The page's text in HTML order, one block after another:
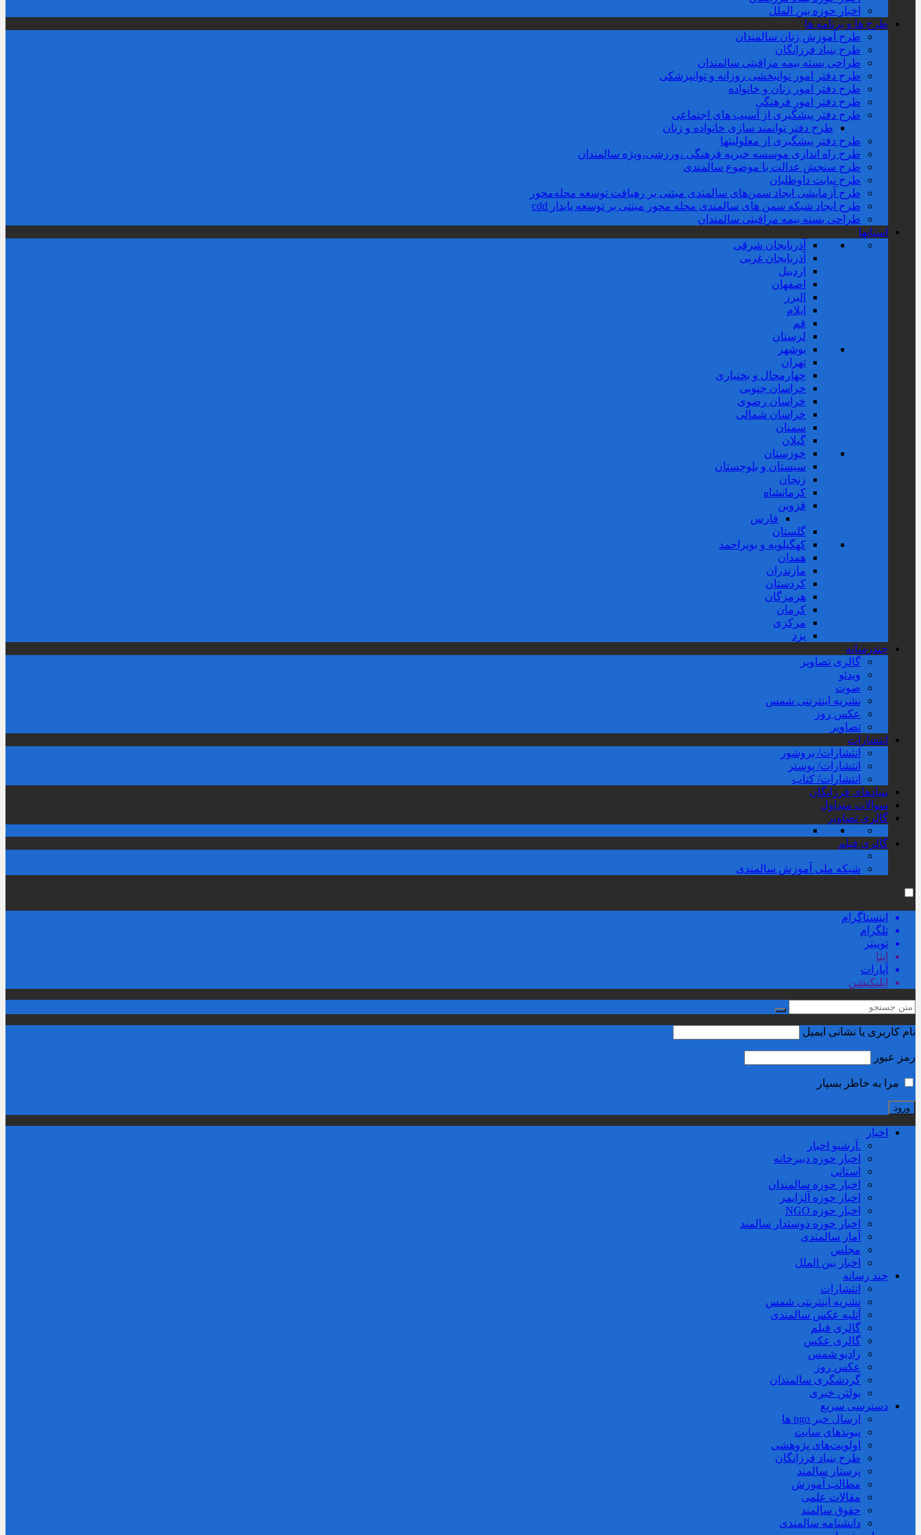
اخبار حوزه بین الملل
طرح ها و برنامه ها
طرح آموزش زنان سالمندان
طرح بنیاد فرزانگان
طراحی بسته بیمه مراقبتی سالمندان
طرح دفتر امور توانبخشی روزانه و توانپزشکی
طرح دفتر امور زنان و خانواده
طرح دفتر امور فرهنگی
طرح دفتر پیشگیری از آسیب های اجتماعی
طرح دفتر توانمند سازی خانواده و زنان
طرح دفتر پیشگیری از معلولیتها
طرح راه اندازی موسسه خیریه فرهنگی ،ورزشی،ویژه سالمندان
طرح سنجش عدالت با موضوع سالمندی
طرح نیابت داوطلبان
طرح آزمایشی ایجاد سمن‌های سالمندی مبتنی بر رهیافت توسعه محله‌‌محور
طرح ایجاد شبکه سمن های سالمندی محله محور مبتنی بر توسعه پایدار cdd
طراحی بسته بیمه مراقبتی سالمندان
استانها
آذربایجان شرقی
آذربایجان غربی
اردبیل
اصفهان
البرز
ایلام
قم
لرستان
بوشهر
تهران
چهارمحال و بختیاری
خراسان جنوبی
خراسان رضوی
خراسان شمالی
سمنان
گیلان
خوزستان
سیستان و بلوچستان
زنجان
کرمانشاه
قزوین
فارس
گلستان
کهگیلویه و بویراحمد
همدان
مازندران
کردستان
هرمزگان
کرمان
مرکزی
یزد
چندرسانه
گالری تصاویر
ویدئو
صوت
نشریه اینترنتی شمس
عکس روز
تصاویر
انتشارات
انتشارات/ بروشور
انتشارات/ پوستر
انتشارات/ کتاب
بنیادهای فرزانگان
سوالات متداول
گالری تصاویر
گالری فیلم
شبکه ملی آموزش سالمندی
اینستاگرام
تلگرام
توییتر
ایتا
آپارات
اپلیکیشن
نام کاربری یا نشانی ایمیل
رمز عبور
مرا به خاطر بسپار
اخبار
.آرشیو اخبار
اخبار حوزه دبیرخانه
استانی
اخبار حوزه سالمندان
اخبار حوزه آلزايمر
اخبار حوزه NGO
اخبار حوزه دوستدار سالمند
آمار سالمندی
مجلس
اخبار بین الملل
چند رسانه
انتشارات
نشریه اینترنتی شمس
آتلیه عکس سالمندی
گالری فیلم
گالری عکس
رادیو شمس
عکس روز
گردشگری سالمندان
بولتن خبری
دسترسی سریع
ارسال خبر ngo ها
پیوندهای سایت
اولویت‌های پژوهشی
طرح بنیاد فرزانگان
پرستار سالمند
مطالب آموزش
مقالات علمی
حقوق سالمند
دانشنامه سالمندی